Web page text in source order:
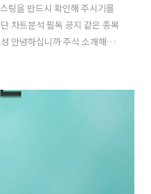
을 반드시 확인해 주시기를
차트분석 필독 공지 같은 종목
안녕하십니까 주식 소개해주
가 있는 종목으로, 최근 소개해
항암면역세포치료제 사업과
을 하기 때문에 제대혈은행
다. 뿐만 아니라 종속회사를 통